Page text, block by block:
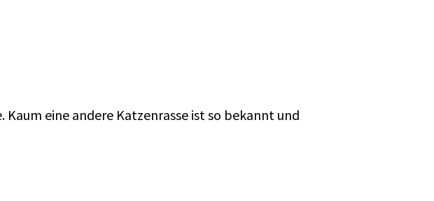
eine andere Katzenrasse ist so bekannt und